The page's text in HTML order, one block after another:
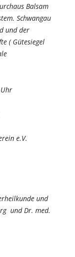
Balsam
Schwangau
und der
( Gütesiegel
e.V.
und
und Dr. med.